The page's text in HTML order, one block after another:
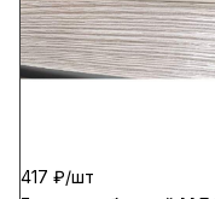
417 ₽/шт